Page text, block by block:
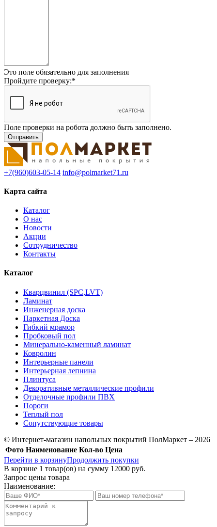
Это поле обязательно для заполнения
Пройдите проверку:*
Поле проверки на робота должно быть заполнено.
+7(960)603-05-14 info@polmarket71.ru
Карта сайта
Каталог
О нас
Новости
Акции
Сотрудничество
Контакты
Каталог
Кварцвинил (SPC,LVT)
Ламинат
Инженерная доска
Паркетная Доска
Гибкий мрамор
Пробковый пол
Минерально-каменный ламинат
Ковролин
Интерьерные панели
Интерьерная лепнина
Плинтуса
Декоративные металлические профили
Отделочные профили ПВХ
Пороги
Теплый пол
Сопутствующие товары
© Интернет-магазин напольных покрытий ПолМаркет – 2026
Фото Наименование Кол-во Цена
Перейти в корзинуПродолжить покупки
В корзине 1 товар(ов) на сумму 12000 руб.
Запрос цены товара
Наименование: